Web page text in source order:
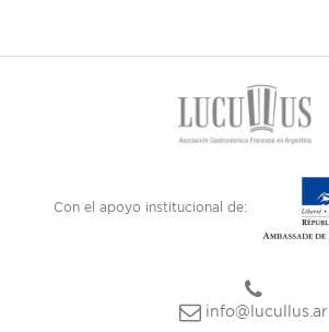
Con el apoyo institucional de:
info@lucullus.ar